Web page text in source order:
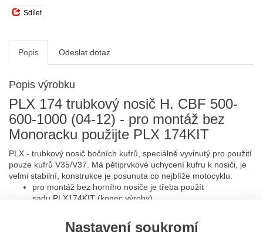
Nastavení soukromí
Sdílet
Popis Odeslat dotaz
Popis výrobku
PLX 174 trubkový nosič H. CBF 500-
600-1000 (04-12) - pro montáž bez
Monoracku použijte PLX 174KIT
PLX - trubkový nosič bočních kufrů, speciálně vyvinutý pro použití
pouze kufrů V35/V37. Má pětiprvkové uchycení kufru k nosiči, je
velmi stabilní, konstrukce je posunuta co nejblíže motocyklu.
pro montáž bez horního nosiče je třeba použít
sadu PLX174KIT (konec výroby)
Montážní návod